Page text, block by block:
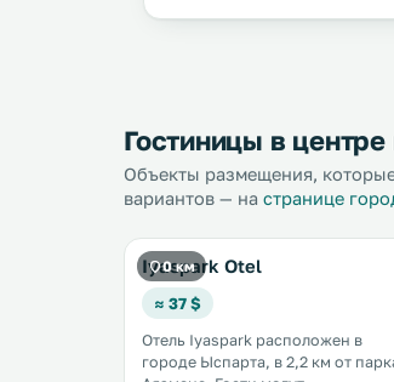
Гостиницы в центре
Объекты размещения,
вариантов — на странице
0 км
Iyaspark Otel
≈ 37 $
Отель Iyaspark расположен в
городе Ыспарта, в 2,2 км от